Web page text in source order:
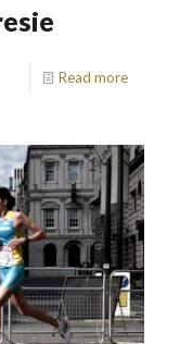
Read more